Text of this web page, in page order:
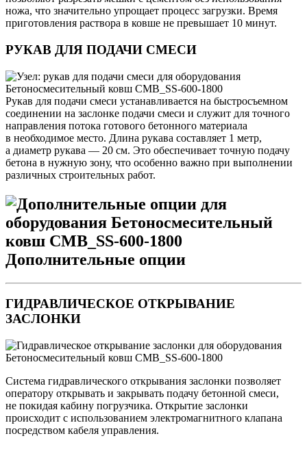
ножа, что значительно упрощает процесс загрузки. Время
приготовления раствора в ковше не превышает 10 минут.
РУКАВ ДЛЯ ПОДАЧИ СМЕСИ
Рукав для подачи смеси устанавливается на быстросъемном
соединении на заслонке подачи смеси и служит для точного
направления потока готового бетонного материала
в необходимое место. Длина рукава составляет 1 метр,
а диаметр рукава — 20 см. Это обеспечивает точную подачу
бетона в нужную зону, что особенно важно при выполнении
различных строительных работ.
Дополнительные опции
ГИДРАВЛИЧЕСКОЕ ОТКРЫВАНИЕ
ЗАСЛОНКИ
Система гидравлического открывания заслонки позволяет
оператору открывать и закрывать подачу бетонной смеси,
не покидая кабину погрузчика. Открытие заслонки
происходит с использованием электромагнитного клапана
посредством кабеля управления.